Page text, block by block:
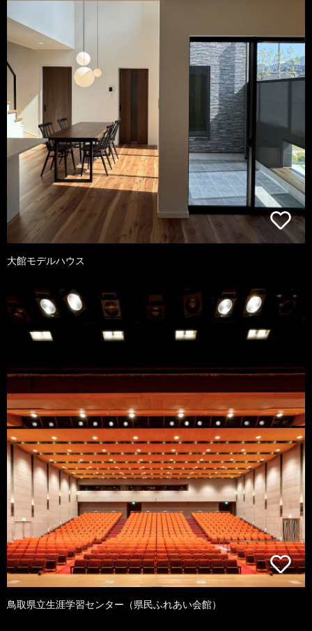
大館モデルハウス
鳥取県立生涯学習センター（県民ふれあい会館）